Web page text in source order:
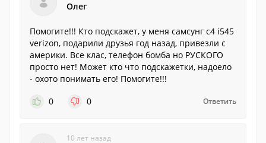
Олег
Помогите!!! Кто подскажет, у меня самсунг с4 i545
verizon, подарили друзья год назад, привезли с
америки. Все клас, телефон бомба но РУСКОГО
просто нет! Может кто что подскажетки, надоело
- охото понимать его! Помогите!!!
0
0 Ответить
10 лет назад